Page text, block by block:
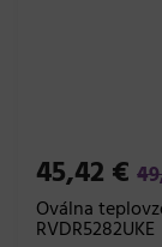
45,42 €
Oválna
RVDR5282UKE